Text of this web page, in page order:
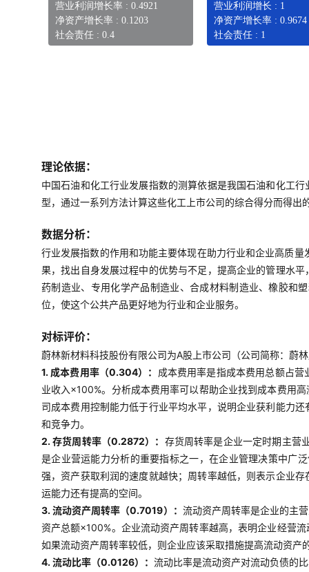
营业利润增长率 : 0.4921
净资产增长率 : 0.1203
社会责任 : 0.4
营业利润增长 : 1
净资产增长率 : 0.9674
社会责任 : 1
理论依据：
中国石油和化工行业发展指数的测算依据是我国石油和化工
型，通过一系列方法计算这些化工上市公司的综合得分而得
数据分析：
行业发展指数的作用和功能主要体现在助力行业和企业高质
果，找出自身发展过程中的优势与不足，提高企业的管理水
药制造业、专用化学产品制造业、合成材料制造业、橡胶和
位，使这个公共产品更好地为行业和企业服务。
对标评价：
蔚林新材料科技股份有限公司为A股上市公司（公司简称：
1. 成本费用率（0.304）： 成本费用率是指成本费用总额占
业收入×100%。分析成本费用率可以帮助企业找到成本费用
司成本费用控制能力低于行业平均水平，说明企业获利能力
和竞争力。
2. 存货周转率（0.2872）： 存货周转率是企业一定时期主营
是企业营运能力分析的重要指标之一，在企业管理决策中广
强，资产获取利润的速度就越快；周转率越低，则表示企业
运能力还有提高的空间。
3. 流动资产周转率（0.7019）： 流动资产周转率是企业的主
资产总额×100%。企业流动资产周转率越高，表明企业经营
如果流动资产周转率较低，则企业应该采取措施提高流动资
4. 流动比率（0.0126）： 流动比率是流动资产对流动负债的